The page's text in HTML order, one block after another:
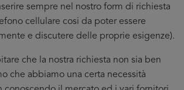
sempre nel nostro form di richiesta
cellulare cosi da poter essere
e discutere delle proprie esigenze).
che la nostra richiesta non sia ben
che abbiamo una certa necessità